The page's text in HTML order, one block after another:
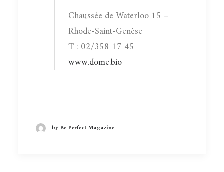
Chaussée de Waterloo 15 –
Rhode-Saint-Genèse
T : 02/358 17 45
www.dome.bio
by Be Perfect Magazine